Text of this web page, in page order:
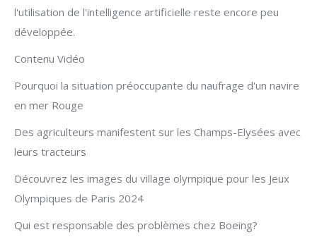
l'utilisation de l'intelligence artificielle reste encore peu
développée.
Contenu Vidéo
Pourquoi la situation préoccupante du naufrage d'un navire
en mer Rouge
Des agriculteurs manifestent sur les Champs-Elysées avec
leurs tracteurs
Découvrez les images du village olympique pour les Jeux
Olympiques de Paris 2024
Qui est responsable des problèmes chez Boeing?